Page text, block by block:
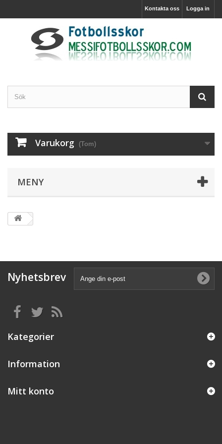
Logga in
Kontakta oss
Varukorg (Tom)
MENY
Nyhetsbrev
Kategorier
Information
Mitt konto